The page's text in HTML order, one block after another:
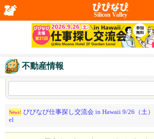
Silicon Valley
不動産情報
News! びびなび仕事探し交流会 in Hawaii 9/26（土
el